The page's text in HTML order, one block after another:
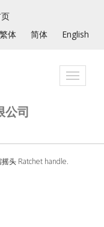
繁体
简体 English
Toggle
公司
头 Ratchet handle.